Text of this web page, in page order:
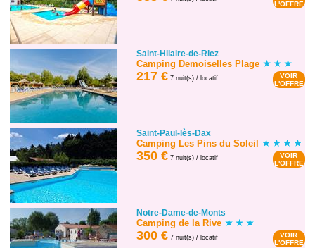
L'OFFRE
Saint-Hilaire-de-Riez
Camping Demoiselles Plage
217 € 7 nuit(s) / locatif
VOIR
L'OFFRE
Saint-Paul-lès-Dax
Camping Les Pins du Soleil
350 € 7 nuit(s) / locatif
VOIR
L'OFFRE
Notre-Dame-de-Monts
Camping de la Rive
300 € 7 nuit(s) / locatif
VOIR
L'OFFRE